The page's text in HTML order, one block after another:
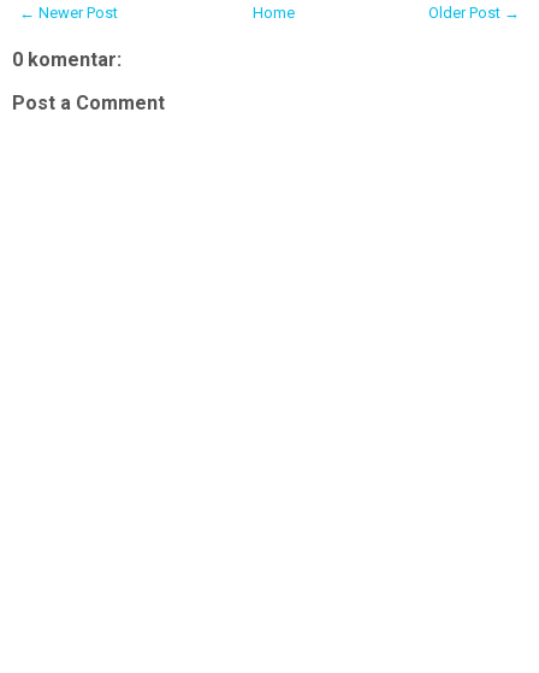
← Newer Post Older Post →
Home
0 komentar:
Post a Comment